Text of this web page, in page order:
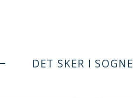
DET SKER I